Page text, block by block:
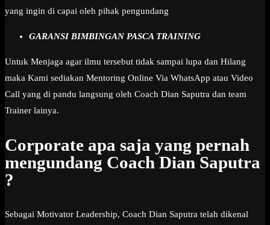
yang ingin di capai oleh pihak pengundang
GARANSI BIMBINGAN PASCA TRAINING
Untuk Menjaga agar ilmu tersebut tidak sampai lupa dan Hilang
maka Kami sediakan Mentoring Online Via WhatsApp atau Video
Call yang di pandu langsung oleh Coach Dian Saputra dan team
Trainer lainya.
Corporate apa saja yang pernah
mengundang Coach Dian Saputra
?
Sebagai Motivator Leadership, Coach Dian Saputra telah dikenal